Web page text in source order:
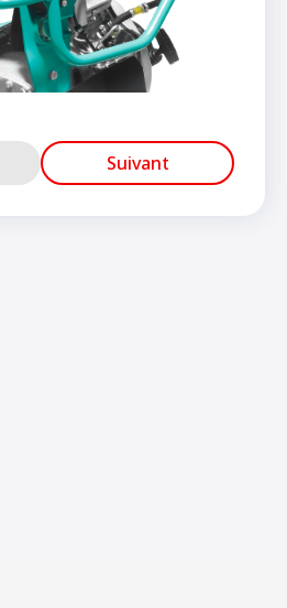
Suivant